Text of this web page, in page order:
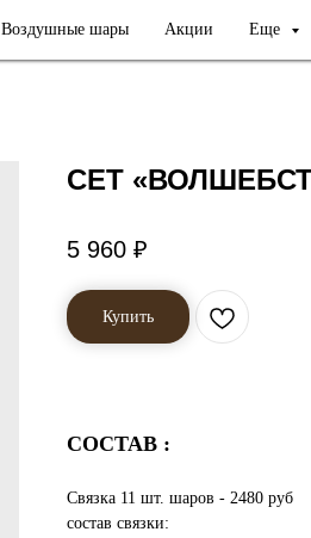
Воздушные шары Акции Еще
СЕТ
5 960 ₽
Купить
СОСТАВ :
Связка 11 шт. шаров - 2480 руб
состав связки: